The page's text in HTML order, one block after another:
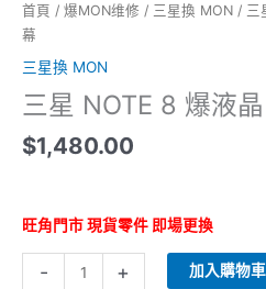
首頁 / 爆MON维修 / 三星換 MON / 三
幕
三星換 MON
三星 NOTE 8 爆液
$1,480.00
旺角門市 現貨零件 即場更換
-
幕
數
量
+ 加入購物車